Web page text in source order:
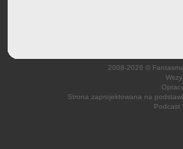
2008-2026 ©
Strona zaprojektowana na
Podcast